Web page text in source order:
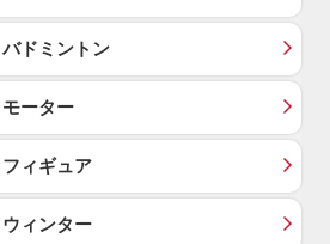
バドミントン
モーター
フィギュア
ウィンター